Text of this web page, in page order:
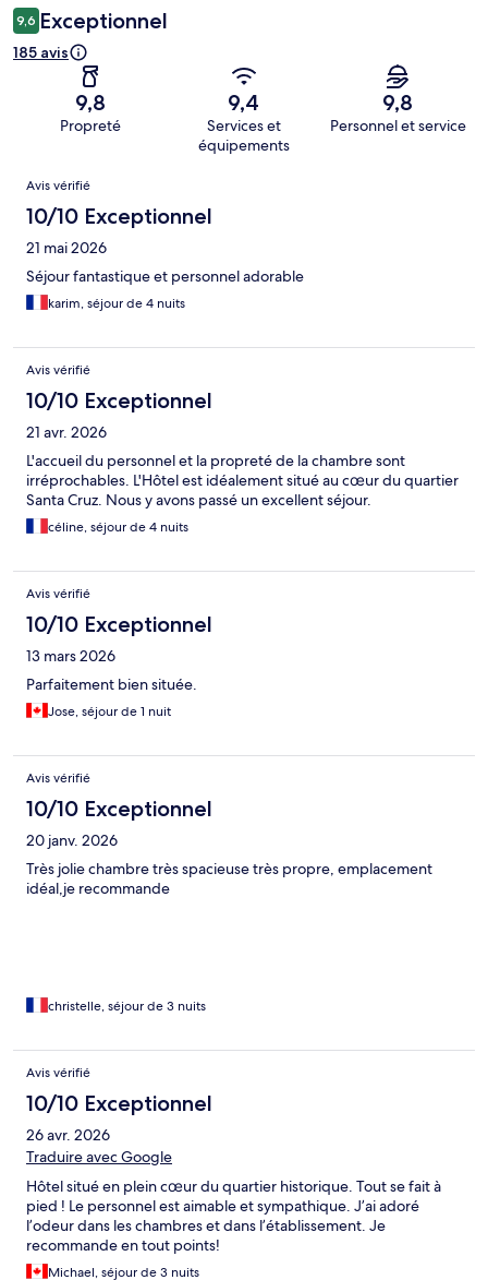
9,6 Exceptionnel
185 avis
9,8
Propreté
9,4
Services et
équipements
9,8
Personnel et service
Avis
Avis vérifié
10/10 Exceptionnel
21 mai 2026
Séjour fantastique et personnel adorable
karim, séjour de 4 nuits
Avis vérifié
10/10 Exceptionnel
21 avr. 2026
L'accueil du personnel et la propreté de la chambre sont
irréprochables. L'Hôtel est idéalement situé au cœur du quartier
Santa Cruz. Nous y avons passé un excellent séjour.
céline, séjour de 4 nuits
Avis vérifié
10/10 Exceptionnel
13 mars 2026
Parfaitement bien située.
Jose, séjour de 1 nuit
Avis vérifié
10/10 Exceptionnel
20 janv. 2026
Très jolie chambre très spacieuse très propre, emplacement
idéal,je recommande
christelle, séjour de 3 nuits
Avis vérifié
10/10 Exceptionnel
26 avr. 2026
Traduire avec Google
Hôtel situé en plein cœur du quartier historique. Tout se fait à
pied ! Le personnel est aimable et sympathique. J’ai adoré
l’odeur dans les chambres et dans l’établissement. Je
recommande en tout points!
Michael, séjour de 3 nuits